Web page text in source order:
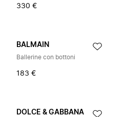
330 €
BALMAIN
Ballerine con bottoni
183 €
DOLCE & GABBANA